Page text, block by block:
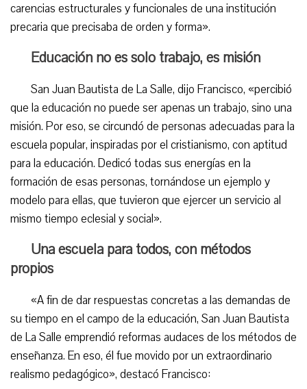
carencias estructurales y funcionales de una institución
precaria que precisaba de orden y forma».
Educación no es solo trabajo, es misión
San Juan Bautista de La Salle, dijo Francisco, «percibió
que la educación no puede ser apenas un trabajo, sino una
misión. Por eso, se circundó de personas adecuadas para la
escuela popular, inspiradas por el cristianismo, con aptitud
para la educación. Dedicó todas sus energías en la
formación de esas personas, tornándose un ejemplo y
modelo para ellas, que tuvieron que ejercer un servicio al
mismo tiempo eclesial y social».
Una escuela para todos, con métodos
propios
«A fin de dar respuestas concretas a las demandas de
su tiempo en el campo de la educación, San Juan Bautista
de La Salle emprendió reformas audaces de los métodos de
enseñanza. En eso, él fue movido por un extraordinario
realismo pedagógico», destacó Francisco: